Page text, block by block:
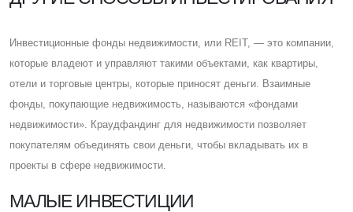
Инвестиционные фонды недвижимости, или REIT, — это компании,
которые владеют и управляют такими объектами, как квартиры,
отели и торговые центры, которые приносят деньги. Взаимные
фонды, покупающие недвижимость, называются «фондами
недвижимости». Краудфандинг для недвижимости позволяет
покупателям объединять свои деньги, чтобы вкладывать их в
проекты в сфере недвижимости.
МАЛЫЕ ИНВЕСТИЦИИ